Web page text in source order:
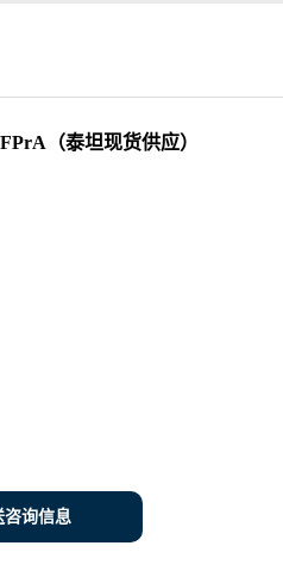
（泰坦现货供应）
咨询信息